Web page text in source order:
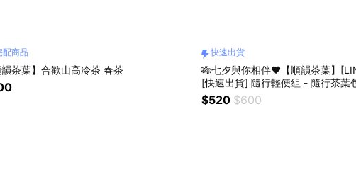
配商品
韻茶葉】合歡山高冷茶 春茶
快速出貨
🎋七夕與你相伴❤【順韻茶葉】
[快速出貨] 隨行輕便組 - 隨行茶葉
｜送禮首選｜商務禮品｜節慶贈禮
葉｜自家茶園
$520 $600